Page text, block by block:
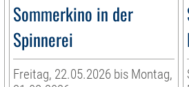
Sommerkino in der
Spinnerei
Freitag, 22.05.2026 bis Montag,